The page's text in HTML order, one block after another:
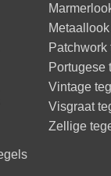
Metaallook
Patchwork
Portugese
Vintage
Visgraat
Zellige